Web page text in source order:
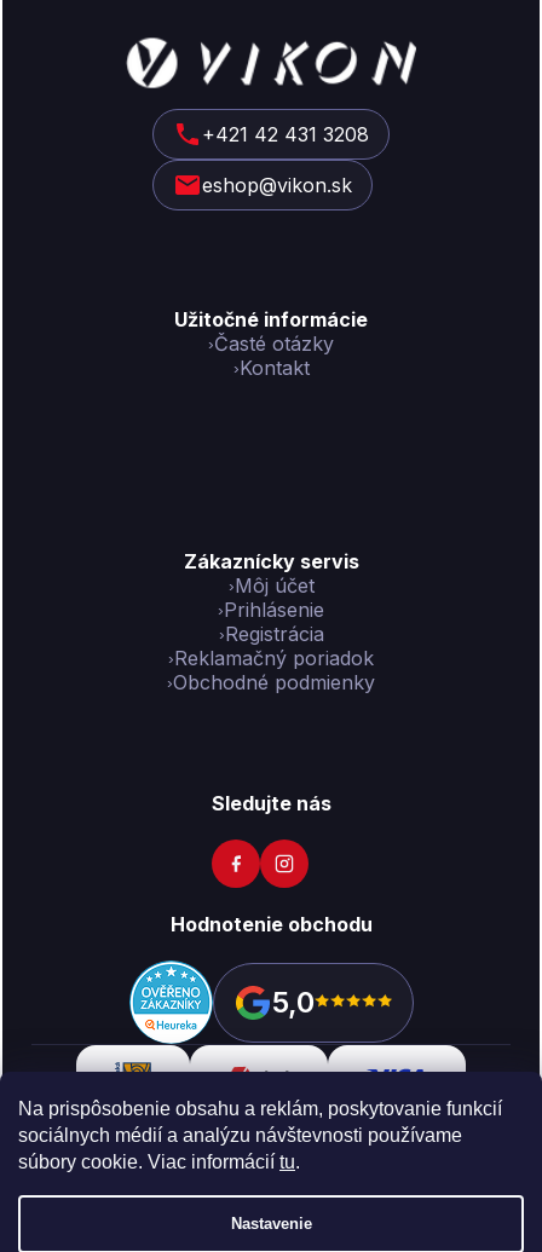
Na prispôsobenie obsahu a reklám, poskytovanie funkcií
sociálnych médií a analýzu návštevnosti používame
súbory cookie. Viac informácií tu.
Nastavenie
+421 42 431 3208
eshop@vikon.sk
Užitočné informácie
Časté otázky
Kontakt
Zákaznícky servis
Môj účet
Prihlásenie
Registrácia
Reklamačný poriadok
Obchodné podmienky
Sledujte nás
Hodnotenie obchodu
5,0
Copyright 2026Vikon. Všetky práva vyhradené.Upraviť
nastavenie cookies